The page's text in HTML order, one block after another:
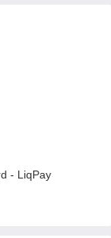
- LiqPay